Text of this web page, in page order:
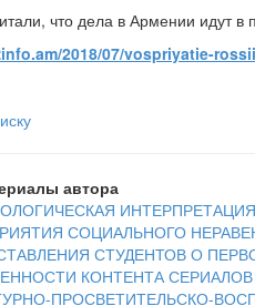
что дела в Армении идут в
2018/07/vospriyatie-
автора
СОЦИАЛЬНОГО
СТУДЕНТОВ О
КОНТЕНТА
ПРОСВЕТИТЕЛЬСКО-